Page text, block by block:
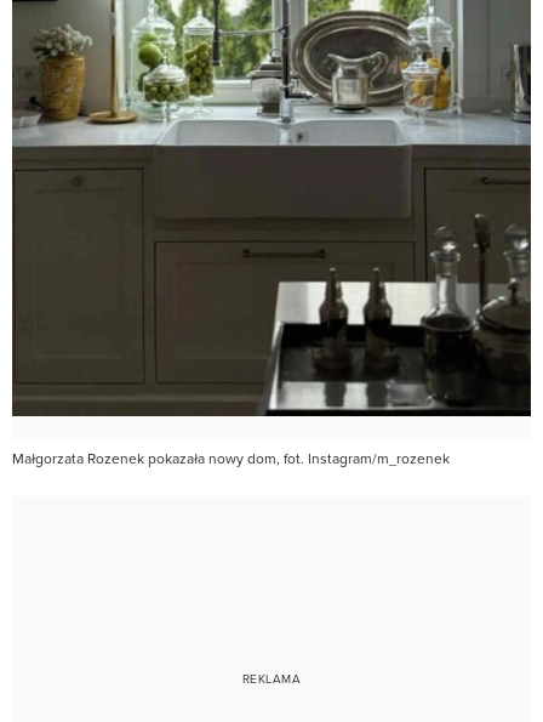
Małgorzata Rozenek pokazała nowy dom, fot. Instagram/m_rozenek